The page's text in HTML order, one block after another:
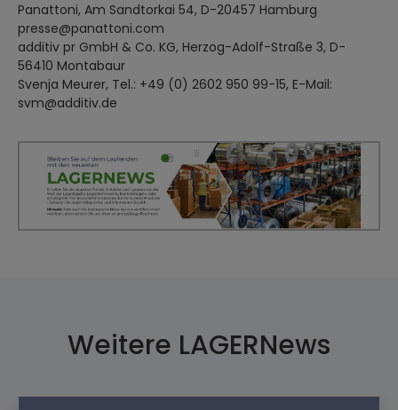
Panattoni, Am Sandtorkai 54, D-20457 Hamburg
presse@panattoni.com
additiv pr GmbH & Co. KG, Herzog-Adolf-Straße 3, D-
56410 Montabaur
Svenja Meurer, Tel.: +49 (0) 2602 950 99-15, E-Mail:
svm@additiv.de
Weitere LAGERNews